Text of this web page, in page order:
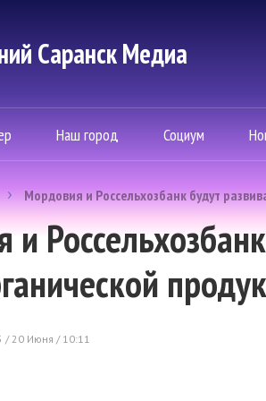
Саранск Mедиа
Наш город Социум
Мордовия и Россельхозбанк будут
/ 20 Июня / 10:11